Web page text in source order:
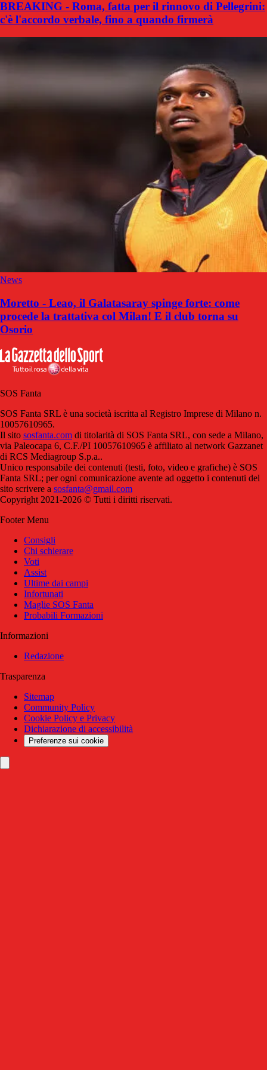
BREAKING - Roma, fatta per il rinnovo di Pellegrini:
c'è l'accordo verbale, fino a quando firmerà
News
Moretto - Leao, il Galatasaray spinge forte: come
procede la trattativa col Milan! E il club torna su
Osorio
SOS Fanta
SOS Fanta SRL è una società iscritta al Registro Imprese di Milano n.
10057610965.
Il sito sosfanta.com di titolarità di SOS Fanta SRL, con sede a Milano,
via Paleocapa 6, C.F./PI 10057610965 è affiliato al network Gazzanet
di RCS Mediagroup S.p.a..
Unico responsabile dei contenuti (testi, foto, video e grafiche) è SOS
Fanta SRL; per ogni comunicazione avente ad oggetto i contenuti del
sito scrivere a sosfanta@gmail.com
Copyright 2021-2026 © Tutti i diritti riservati.
Footer Menu
Consigli
Chi schierare
Voti
Assist
Ultime dai campi
Infortunati
Maglie SOS Fanta
Probabili Formazioni
Informazioni
Redazione
Trasparenza
Sitemap
Community Policy
Cookie Policy e Privacy
Dichiarazione di accessibilità
Preferenze sui cookie